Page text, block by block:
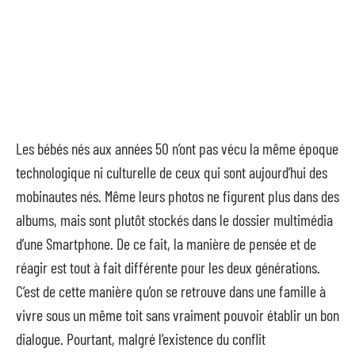
Les bébés nés aux années 50 n’ont pas vécu la même époque
technologique ni culturelle de ceux qui sont aujourd’hui des
mobinautes nés. Même leurs photos ne figurent plus dans des
albums, mais sont plutôt stockés dans le dossier multimédia
d’une Smartphone. De ce fait, la manière de pensée et de
réagir est tout à fait différente pour les deux générations.
C’est de cette manière qu’on se retrouve dans une famille à
vivre sous un même toit sans vraiment pouvoir établir un bon
dialogue. Pourtant, malgré l’existence du conflit